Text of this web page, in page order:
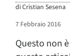
diCristian Sesena
7 Febbraio 2016
Questo non